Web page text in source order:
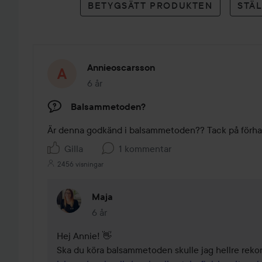
BETYGSÄTT PRODUKTEN
Annieoscarsson
6 år
Inlägget skapades 6 år
Balsammetoden?
Är denna godkänd i balsammetoden?? Tack på
Gilla
1 kommentar
2456 visningar
Maja
6 år
Kommentaren lades 6 år
Hej Annie! 👋